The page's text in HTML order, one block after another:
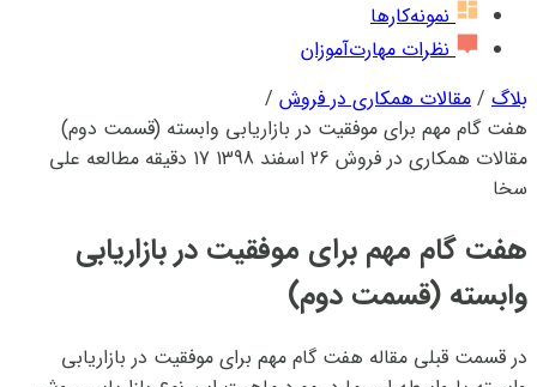
نمونه‌کارها
نظرات مهارت‌آموزان
بلاگ / مقالات همکاری در فروش /
هفت گام مهم برای موفقیت در بازاریابی وابسته (قسمت دوم)
مقالات همکاری در فروش 26 اسفند 1398 17 دقیقه مطالعه
علی
سخا
هفت گام مهم برای موفقیت در بازاریابی
وابسته (قسمت دوم)
در قسمت قبلی مقاله هفت گام مهم برای موفقیت در بازاریابی